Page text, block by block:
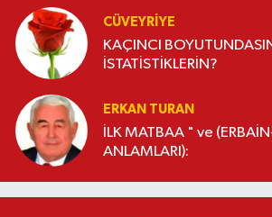
CÜVEYRIYE
KAÇINCI BOYUTUNDASIN
İSTATİSTİKLERİN?
ERKAN TURAN
İLK MATBAA " ve
ANLAMLARI):